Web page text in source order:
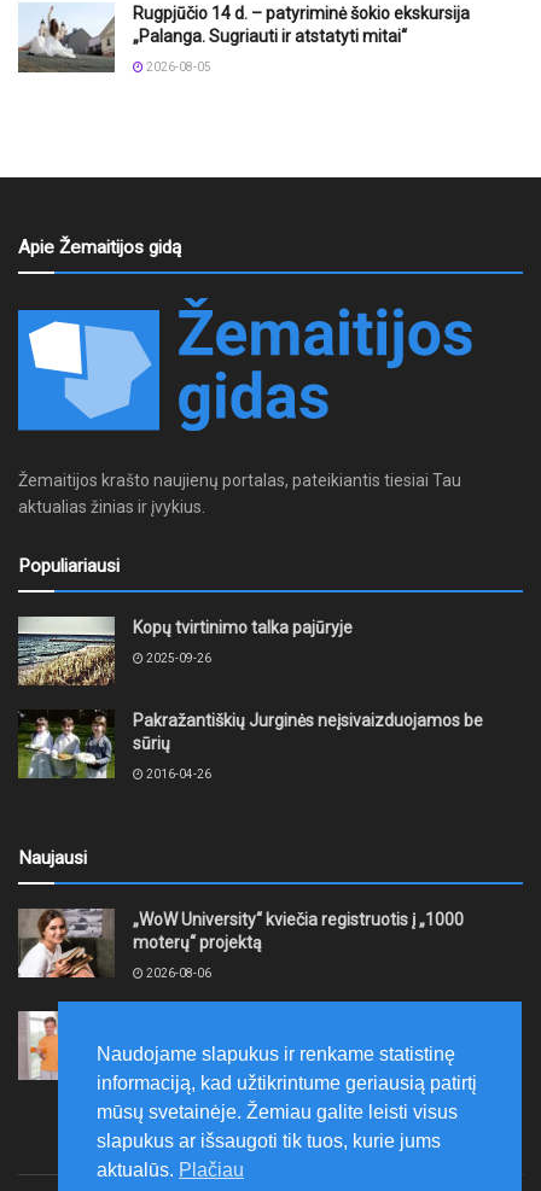
Rugpjūčio 14 d. – patyriminė šokio ekskursija
„Palanga. Sugriauti ir atstatyti mitai“
2026-08-05
Apie Žemaitijos gidą
Žemaitijos krašto naujienų portalas, pateikiantis tiesiai Tau
aktualias žinias ir įvykius.
Populiariausi
Kopų tvirtinimo talka pajūryje
2025-09-26
Pakražantiškių Jurginės neįsivaizduojamos be
sūrių
2016-04-26
Naujausi
„WoW University“ kviečia registruotis į „1000
moterų“ projektą
2026-08-06
neformaliojo mokinių sportinio ugdymo programas
2026-08-06
Naudojame slapukus ir renkame statistinę
informaciją, kad užtikrintume geriausią patirtį
mūsų svetainėje. Žemiau galite leisti visus
slapukus ar išsaugoti tik tuos, kurie jums
aktualūs. Plačiau